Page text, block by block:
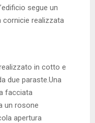
segue un
cornicie realizzata
in cotto e
due paraste.Una
facciata
un rosone
apertura